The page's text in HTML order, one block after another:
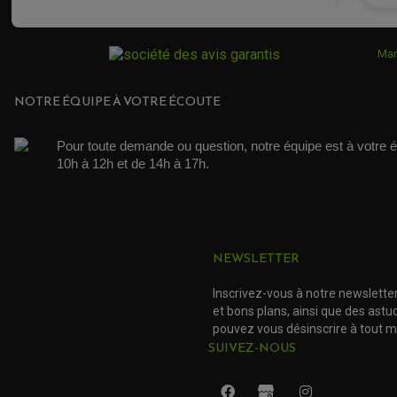
Acheteur Vérifié
Publié le 19/01/2016 à 14:16
je recommande
NOTRE ÉQUIPE À VOTRE ÉCOUTE
Pour toute demande ou question, notre équipe est à votre
10h à 12h et de 14h à 17h.
NEWSLETTER
Inscrivez-vous à notre
et bons plans, ainsi que des
pouvez vous désinscrire à tout
SUIVEZ-NOUS